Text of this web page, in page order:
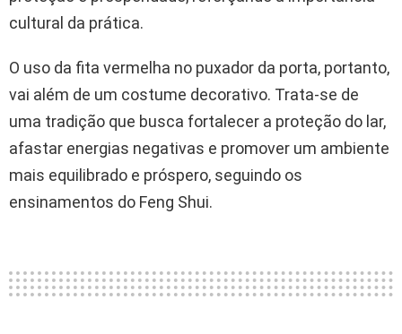
cultural da prática.
O uso da fita vermelha no puxador da porta, portanto,
vai além de um costume decorativo. Trata-se de
uma tradição que busca fortalecer a proteção do lar,
afastar energias negativas e promover um ambiente
mais equilibrado e próspero, seguindo os
ensinamentos do Feng Shui.